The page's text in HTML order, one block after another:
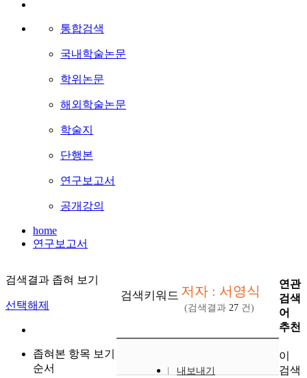
통합검색
국내학술논문
학위논문
해외학술논문
학술지
단행본
연구보고서
공개강의
home
연구보고서
검색결과 좁혀 보기
선택해제
좁혀본 항목 보기
순서
검색키워드 저자 : 서영식
(검색결과 27 건)
내보내기
연관
검색
어
추천
이
검색